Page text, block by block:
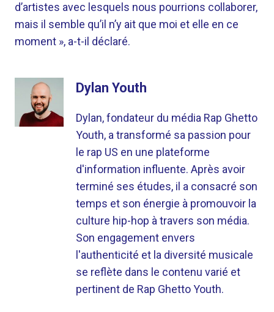
d’artistes avec lesquels nous pourrions collaborer,
mais il semble qu’il n’y ait que moi et elle en ce
moment », a-t-il déclaré.
Dylan Youth
Dylan, fondateur du média Rap Ghetto
Youth, a transformé sa passion pour
le rap US en une plateforme
d'information influente. Après avoir
terminé ses études, il a consacré son
temps et son énergie à promouvoir la
culture hip-hop à travers son média.
Son engagement envers
l'authenticité et la diversité musicale
se reflète dans le contenu varié et
pertinent de Rap Ghetto Youth.